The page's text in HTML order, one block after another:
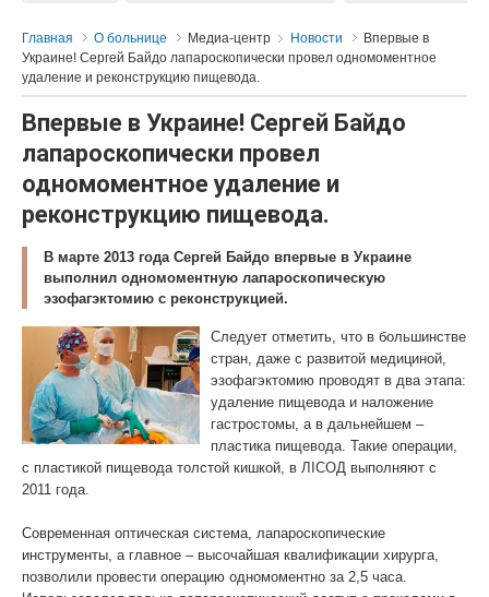
Главная О больнице Медиа-центр Новости
Впервые в
Украине! Сергей Байдо лапароскопически провел одномоментное
удаление и реконструкцию пищевода.
Впервые в Украине! Сергей Байдо
лапароскопически провел
одномоментное удаление и
реконструкцию пищевода.
В марте 2013 года Сергей Байдо впервые в Украине
выполнил одномоментную лапароскопическую
эзофагэктомию с реконструкцией.
Следует отметить, что в большинстве
стран, даже с развитой медициной,
эзофагэктомию проводят в два этапа:
удаление пищевода и наложение
гастростомы, а в дальнейшем –
пластика пищевода. Такие операции,
с пластикой пищевода толстой кишкой, в ЛІСОД выполняют с
2011 года.
Современная оптическая система, лапароскопические
инструменты, а главное – высочайшая квалификации хирурга,
позволили провести операцию одномоментно за 2,5 часа.